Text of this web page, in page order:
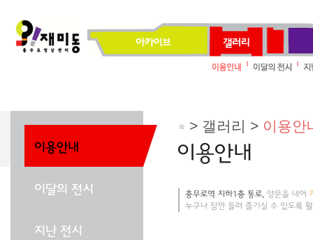
> 갤러리 > 이용안